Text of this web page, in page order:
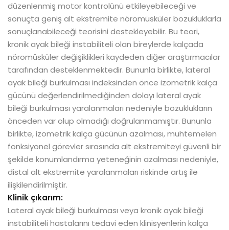
düzenlenmiş motor kontrolünü etkileyebileceği ve
sonuçta geniş alt ekstremite nöromüsküler bozukluklarla
sonuçlanabileceği teorisini destekleyebilir. Bu teori,
kronik ayak bileği instabiliteli olan bireylerde kalçada
nöromüsküler değişiklikleri kaydeden diğer araştırmacılar
tarafından desteklenmektedir. Bununla birlikte, lateral
ayak bileği burkulması indeksinden önce izometrik kalça
gücünü değerlendirilmediğinden dolayı lateral ayak
bileği burkulması yaralanmaları nedeniyle bozuklukların
önceden var olup olmadığı doğrulanmamıştır. Bununla
birlikte, izometrik kalça gücünün azalması, muhtemelen
fonksiyonel görevler sırasında alt ekstremiteyi güvenli bir
şekilde konumlandırma yeteneğinin azalması nedeniyle,
distal alt ekstremite yaralanmaları riskinde artış ile
ilişkilendirilmiştir.
Klinik çıkarım:
Lateral ayak bileği burkulması veya kronik ayak bileği
instabiliteli hastalarını tedavi eden klinisyenlerin kalça